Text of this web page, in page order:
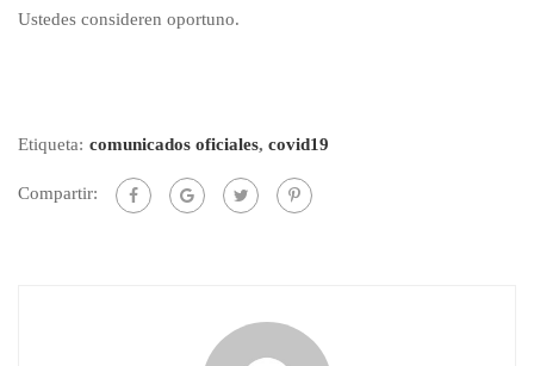
Ustedes consideren oportuno.
Etiqueta: comunicados oficiales, covid19
Compartir: